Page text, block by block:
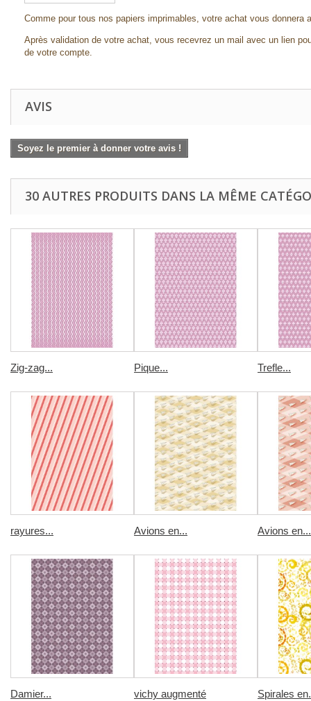
Comme pour tous nos papiers imprimables, votre achat vous donnera
Après validation de votre achat, vous recevrez un mail avec un lien
de votre compte.
AVIS
Soyez le premier à donner votre avis !
30 AUTRES PRODUITS DANS LA MÊME
Zig-zag... Pique... Trefle...
rayures... Avions en... Avions en...
Damier... vichy augmenté Spirales